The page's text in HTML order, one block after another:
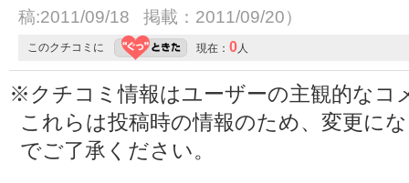
稿:2011/09/18 掲載：2011/09/20）
このクチコミに 現在： 0 人
※クチコミ情報はユーザーの主観的なコ
これらは投稿時の情報のため、変更に
でご了承ください。